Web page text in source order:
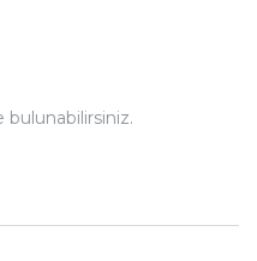
bulunabilirsiniz.